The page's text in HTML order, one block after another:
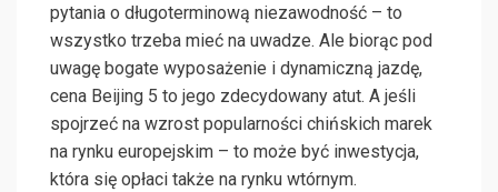
pytania o długoterminową niezawodność – to
wszystko trzeba mieć na uwadze. Ale biorąc pod
uwagę bogate wyposażenie i dynamiczną jazdę,
cena Beijing 5 to jego zdecydowany atut. A jeśli
spojrzeć na wzrost popularności chińskich marek
na rynku europejskim – to może być inwestycja,
która się opłaci także na rynku wtórnym.